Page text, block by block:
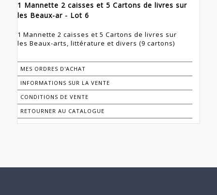
1 Mannette 2 caisses et 5 Cartons de livres sur
les Beaux-ar - Lot 6
1 Mannette 2 caisses et 5 Cartons de livres sur
les Beaux-arts, littérature et divers (9 cartons)
MES ORDRES D'ACHAT
INFORMATIONS SUR LA VENTE
CONDITIONS DE VENTE
RETOURNER AU CATALOGUE